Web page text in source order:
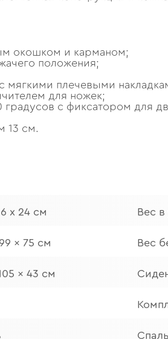
окошком и карманом;
положения;
мягкими плечевыми
для ножек;
градусов с фиксатором для
13 см.
х 24 см Вес в
x 75 см Вес
x 43 см